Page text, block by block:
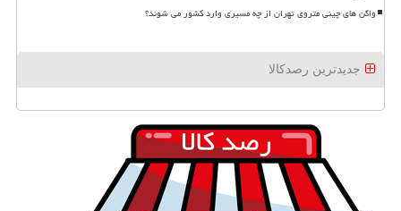
واگن های چینی متروی تهران از چه مسیری وارد کشور می شوند؟
جدیدترین رصدکالا